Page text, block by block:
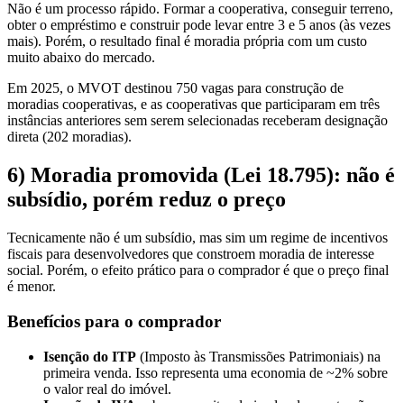
Não é um processo rápido. Formar a cooperativa, conseguir terreno,
obter o empréstimo e construir pode levar entre 3 e 5 anos (às vezes
mais). Porém, o resultado final é moradia própria com um custo
muito abaixo do mercado.
Em 2025, o MVOT destinou 750 vagas para construção de
moradias cooperativas, e as cooperativas que participaram em três
instâncias anteriores sem serem selecionadas receberam designação
direta (202 moradias).
6) Moradia promovida (Lei 18.795): não é
subsídio, porém reduz o preço
Tecnicamente não é um subsídio, mas sim um regime de incentivos
fiscais para desenvolvedores que constroem moradia de interesse
social. Porém, o efeito prático para o comprador é que o preço final
é menor.
Benefícios para o comprador
Isenção do ITP (Imposto às Transmissões Patrimoniais) na
primeira venda. Isso representa uma economia de ~2% sobre
o valor real do imóvel.